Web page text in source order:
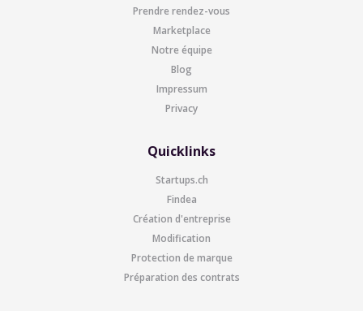
Prendre rendez-vous
Marketplace
Notre équipe
Blog
Impressum
Privacy
Quicklinks
Startups.ch
Findea
Création d'entreprise
Modification
Protection de marque
Préparation des contrats